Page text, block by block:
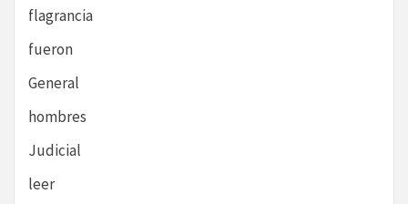
flagrancia
fueron
General
hombres
Judicial
leer